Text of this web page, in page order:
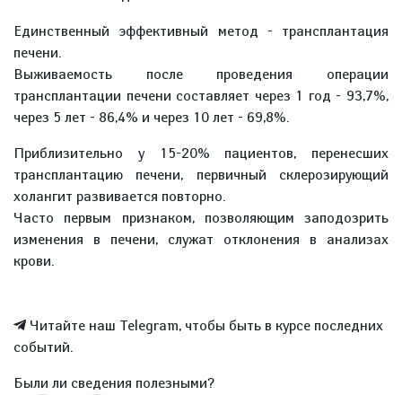
Единственный эффективный метод - трансплантация
печени.
Выживаемость после проведения операции
трансплантации печени составляет через 1 год - 93,7%,
через 5 лет - 86,4% и через 10 лет - 69,8%.
Приблизительно у 15-20% пациентов, перенесших
трансплантацию печени, первичный склерозирующий
холангит развивается повторно.
Часто первым признаком, позволяющим заподозрить
изменения в печени, служат отклонения в анализах
крови.
Читайте наш Telegram, чтобы быть в курсе последних
событий.
Были ли сведения полезными?